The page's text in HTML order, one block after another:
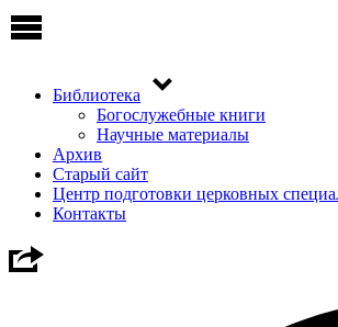
Библиотека
Богослужебные книги
Научные материалы
Архив
Старый сайт
Центр подготовки церковных
Контакты